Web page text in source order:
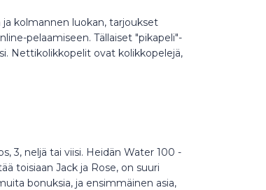
ja kolmannen luokan, tarjoukset
pelaamiseen. Tällaiset "pikapeli"-
Nettikolikkopelit ovat kolikkopelejä,
3, neljä tai viisi. Heidän Water 100 -
toisiaan Jack ja Rose, on suuri
bonuksia, ja ensimmäinen asia,